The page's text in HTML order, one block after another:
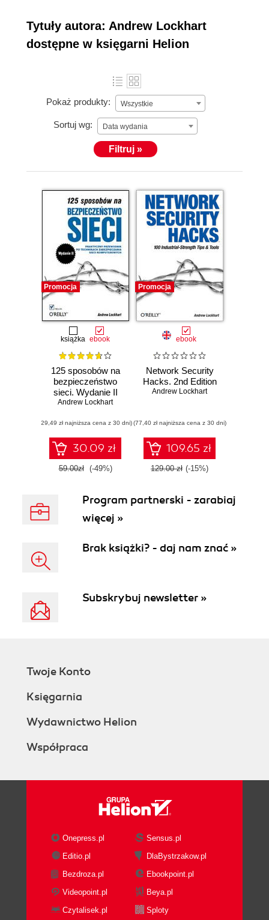
celu rozszerzenie popularnego programu typu open
source -- Snort o wykrywanie włamań w sieciach
Tytuły autora: Andrew Lockhart
dostępne w księgarni Helion
Pokaż produkty: Wszystkie
Sortuj wg: Data wydania
Filtruj »
Promocja
książka ebook
125 sposobów na
bezpieczeństwo
sieci. Wydanie II
Andrew Lockhart
(29,49 zł najniższa cena z 30 dni)
30.09 zł
59.00zł (-49%)
Promocja
ebook
Network Security
Hacks. 2nd Edition
Andrew Lockhart
(77,40 zł najniższa cena z 30 dni)
109.65 zł
129.00 zł (-15%)
Program partnerski - zarabiaj
więcej »
Brak książki? - daj nam znać »
Subskrybuj newsletter »
Twoje Konto
Księgarnia
Wydawnictwo Helion
Współpraca
Onepress.pl
Sensus.pl
Editio.pl
DlaBystrzakow.pl
Bezdroza.pl
Ebookpoint.pl
Videopoint.pl
Beya.pl
Czytalisek.pl
Sploty